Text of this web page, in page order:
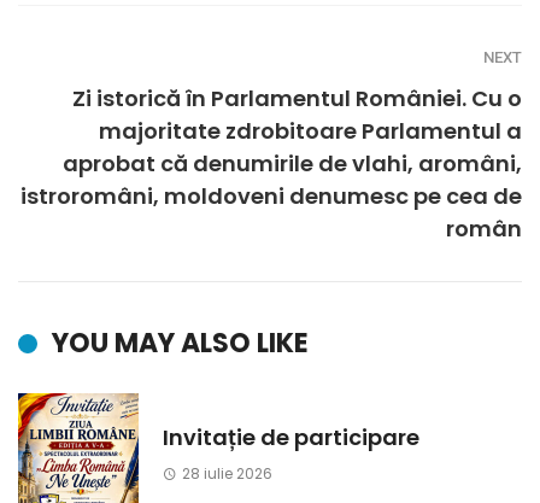
NEXT
Zi istorică în Parlamentul României. Cu o
majoritate zdrobitoare Parlamentul a
aprobat că denumirile de vlahi, aromâni,
istroromâni, moldoveni denumesc pe cea de
român
YOU MAY ALSO LIKE
Invitație de participare
28 iulie 2026